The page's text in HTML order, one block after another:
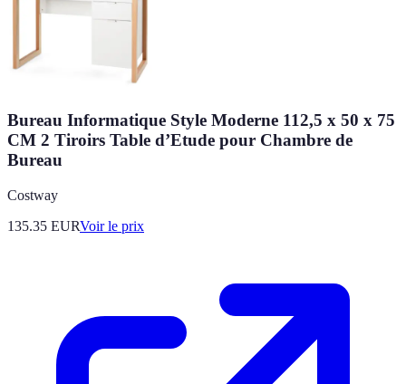
Bureau Informatique Style Moderne 112,5 x 50 x 75
CM 2 Tiroirs Table d’Etude pour Chambre de
Bureau
Costway
135.35 EURVoir le prix